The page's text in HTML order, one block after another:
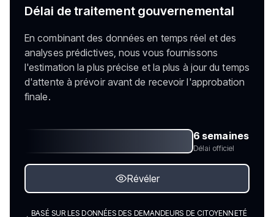
Délai de traitement gouvernemental
En combinant des données en temps réel et des
analyses prédictives, nous vous fournissons
l'estimation la plus précise et la plus à jour du temps
d'attente à prévoir avant de recevoir l'approbation
finale.
6 semaines
Délai officiel
Révéler
BASÉ SUR LES DONNÉES DES DEMANDEURS DE CITOYENNETÉ